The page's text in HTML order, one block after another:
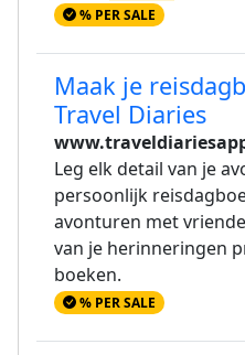
% PER SALE
Maak je
Travel Diaries
Leg elk detail van je
persoonlijk
avonturen met
van je herinneringen
boeken.
% PER SALE